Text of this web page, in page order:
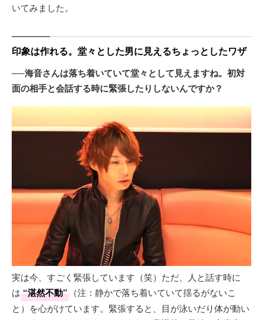
いてみました。
印象は作れる。堂々とした男に見えるちょっとしたワザ
──海音さんは落ち着いていて堂々として見えますね。初対
面の相手と会話する時に緊張したりしないんですか？
実は今、すごく緊張しています（笑）ただ、人と話す時に
は “湛然不動” （注：静かで落ち着いていて揺るがないこ
と）を心がけています。緊張すると、目が泳いだり体が動い